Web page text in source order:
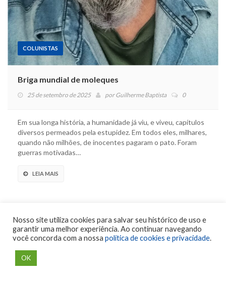
COLUNISTAS
Briga mundial de moleques
25 de setembro de 2025 porGuilherme Baptista 0
Em sua longa história, a humanidade já viu, e viveu, capítulos
diversos permeados pela estupidez. Em todos eles, milhares,
quando não milhões, de inocentes pagaram o pato. Foram
guerras motivadas…
LEIA MAIS
Nosso site utiliza cookies para salvar seu histórico de uso e
garantir uma melhor experiência. Ao continuar navegando
você concorda com a nossa política de cookies e privacidade.
OK